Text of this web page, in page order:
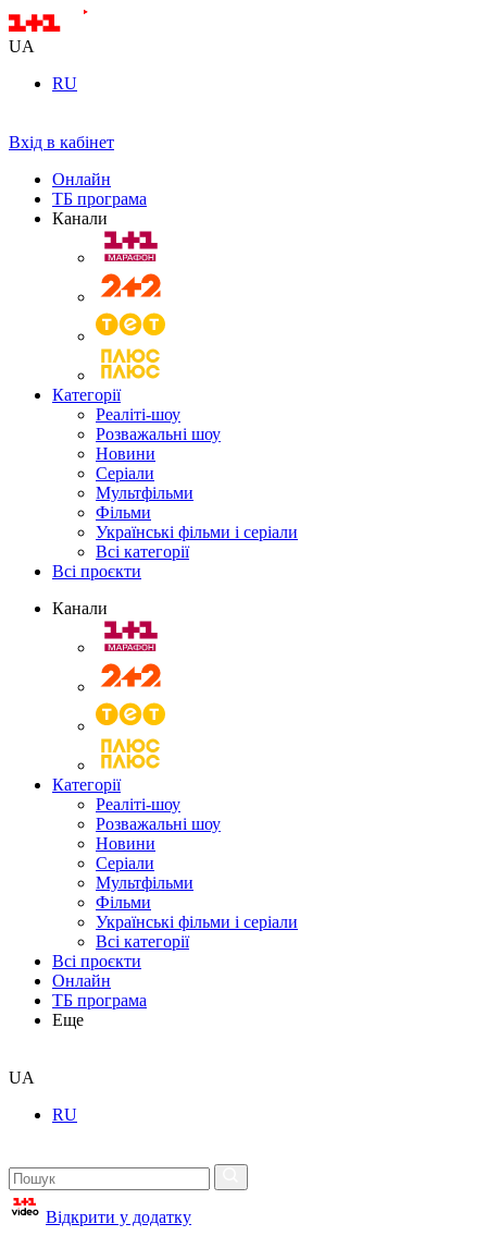
UA
RU
Вхід в кабінет
Онлайн
ТБ програма
Канали
Категорії
Реаліті-шоу
Розважальні шоу
Новини
Серіали
Мультфільми
Фільми
Українські фільми і серіали
Всі категорії
Всі проєкти
Канали
Категорії
Реаліті-шоу
Розважальні шоу
Новини
Серіали
Мультфільми
Фільми
Українські фільми і серіали
Всі категорії
Всі проєкти
Онлайн
ТБ програма
Еще
UA
RU
Відкрити у додатку